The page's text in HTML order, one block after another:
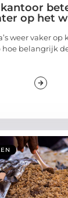
op het
weer vaker op
belangrijk